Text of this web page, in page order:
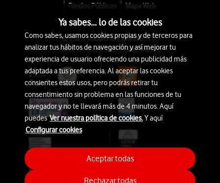
Fondos Públicos
Mapa Web
© 2026 Vodafone España S.A.U.
Avda. América 115, 28042 Madrid
Ya sabes... lo de las cookies
Como sabes, usamos cookies propias y de terceros para
analizar tus hábitos de navegación y así mejorar tu
experiencia de usuario ofreciendo una publicidad más
adaptada a tus preferencia. Al aceptar las cookies
consientes estos usos, pero podrás retirar tu
consentimiento sin problema en las funciones de tu
navegador y no te llevará más de 4 minutos. Aquí
puedesVer nuestra política de cookies.Y aquí
Configurar cookies
Rechazar todas
Aceptar todas